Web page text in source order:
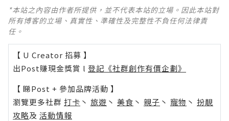
*本站之內容由作者所提供，並不代表本站的立場。因此本站對
所有博客的立場、真實性、準確性及完整性不負任何法律責
任。
【 U Creator 招募 】
出Post賺現金獎賞 l 登記《社群創作有價企劃》
【 睇Post + 參加品牌活動 】
瀏覽更多社群 打卡 丶 旅遊 丶 美食 丶 親子 丶 寵物 丶 扮靚
攻略及 活動情報